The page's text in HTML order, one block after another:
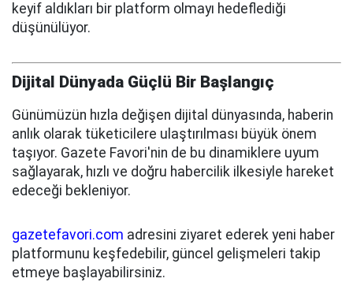
keyif aldıkları bir platform olmayı hedeflediği
düşünülüyor.
Dijital Dünyada Güçlü Bir Başlangıç
Günümüzün hızla değişen dijital dünyasında, haberin
anlık olarak tüketicilere ulaştırılması büyük önem
taşıyor. Gazete Favori'nin de bu dinamiklere uyum
sağlayarak, hızlı ve doğru habercilik ilkesiyle hareket
edeceği bekleniyor.
gazetefavori.com adresini ziyaret ederek yeni haber
platformunu keşfedebilir, güncel gelişmeleri takip
etmeye başlayabilirsiniz.